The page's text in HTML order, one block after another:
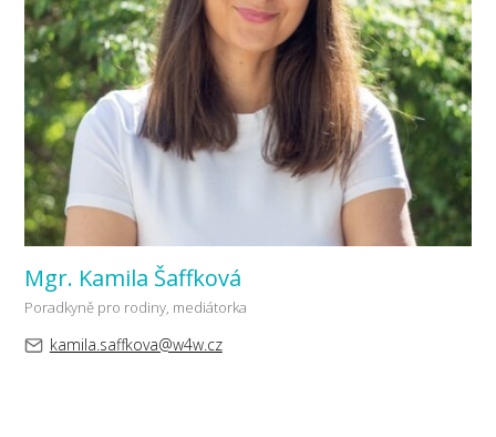
Mgr. Kamila Šaffková
Poradkyně pro rodiny, mediátorka
kamila.saffkova@w4w.cz